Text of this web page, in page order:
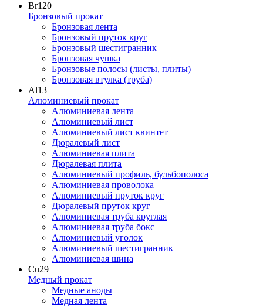
Br120
Бронзовый прокат
Бронзовая лента
Бронзовый пруток круг
Бронзовый шестигранник
Бронзовая чушка
Бронзовые полосы (листы, плиты)
Бронзовая втулка (труба)
Al13
Алюминиевый прокат
Алюминиевая лента
Алюминиевый лист
Алюминиевый лист квинтет
Дюралевый лист
Алюминиевая плита
Дюралевая плита
Алюминиевый профиль, бульбополоса
Алюминиевая проволока
Алюминиевый пруток круг
Дюралевый пруток круг
Алюминиевая труба круглая
Алюминиевая труба бокс
Алюминиевый уголок
Алюминиевый шестигранник
Алюминиевая шина
Cu29
Медный прокат
Медные аноды
Медная лента